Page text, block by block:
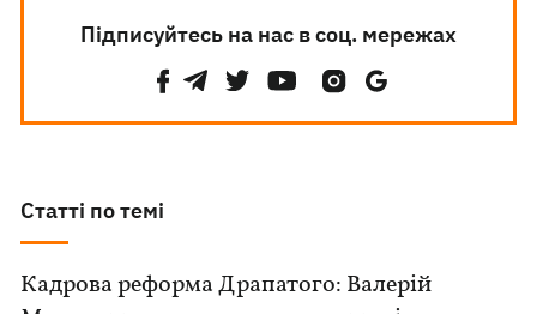
Підписуйтесь на нас в соц. мережах
Статті по темі
Кадрова реформа Драпатого: Валерій